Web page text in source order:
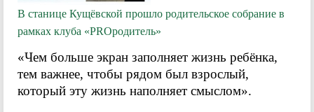
В станице Кущёвской прошло родительское собрание в
рамках клуба «PROродитель»
«Чем больше экран заполняет жизнь ребёнка,
тем важнее, чтобы рядом был взрослый,
который эту жизнь наполняет смыслом».